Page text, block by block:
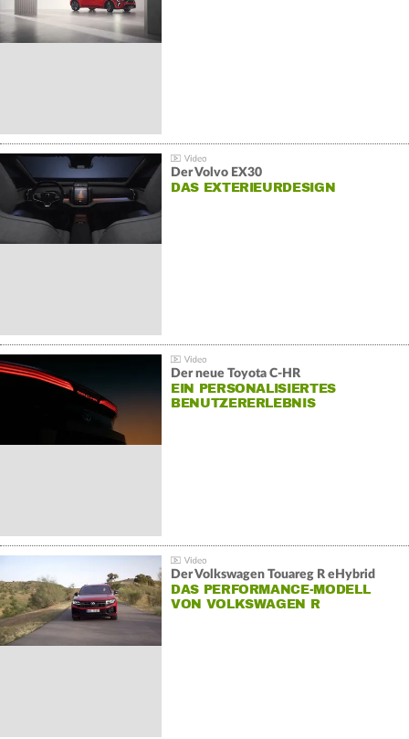
Der Volvo EX30
DAS EXTERIEURDESIGN
Der neue Toyota C-HR
EIN PERSONALISIERTES
BENUTZERERLEBNIS
Der Volkswagen Touareg R eHybrid
DAS PERFORMANCE-MODELL
VON VOLKSWAGEN R